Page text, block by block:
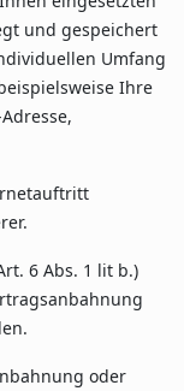
und gespeichert
Umfang
Ihre
6 Abs. 1 lit b.)
oder